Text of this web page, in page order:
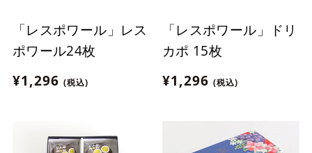
「レスポワール」レス
ポワール24枚
¥1,296 (税込)
「レスポワール」ドリ
カポ 15枚
¥1,296 (税込)